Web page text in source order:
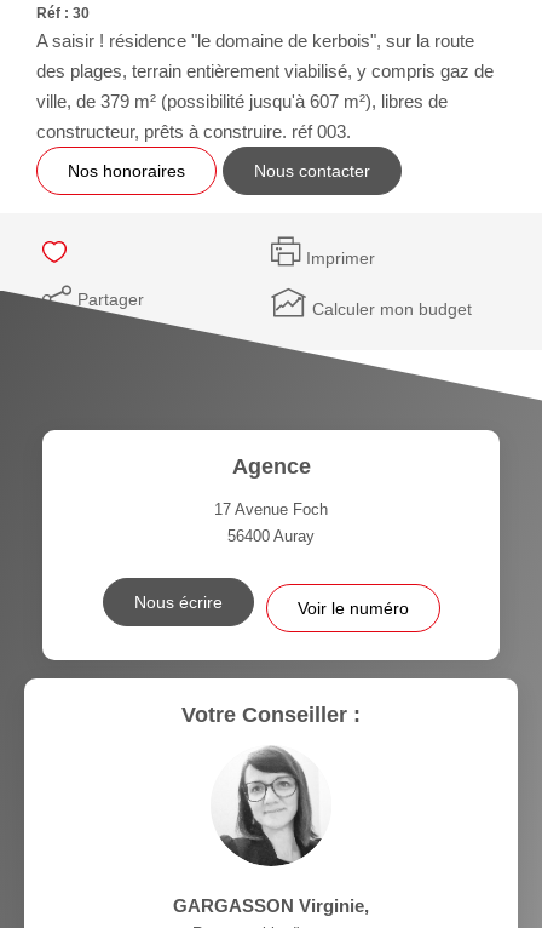
Réf : 30
A saisir ! résidence "le domaine de kerbois", sur la route
des plages, terrain entièrement viabilisé, y compris gaz de
ville, de 379 m² (possibilité jusqu'à 607 m²), libres de
constructeur, prêts à construire. réf 003.
Nos honoraires Nous contacter
Imprimer
Partager Calculer mon budget
Agence
17 Avenue Foch
56400 Auray
Nous écrire Voir le numéro
Votre Conseiller :
GARGASSON Virginie,